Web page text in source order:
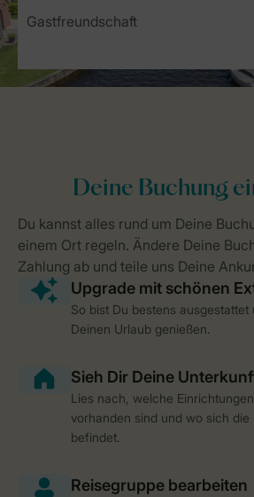
Gastfreundschaft
So bist Du bestens
Deinen Urlaub genießen.
Lies nach, welche
vorhanden sind und wo sich die
befindet.